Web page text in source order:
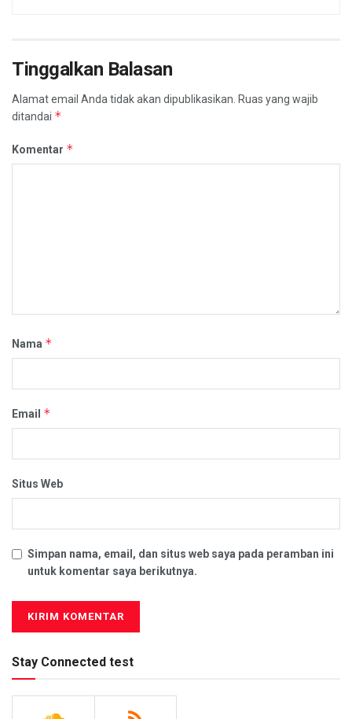
Tinggalkan Balasan
Alamat email Anda tidak akan dipublikasikan. Ruas yang wajib
ditandai *
Komentar *
Nama *
Email *
Situs Web
Simpan nama, email, dan situs web saya pada peramban ini
untuk komentar saya berikutnya.
Stay Connected test